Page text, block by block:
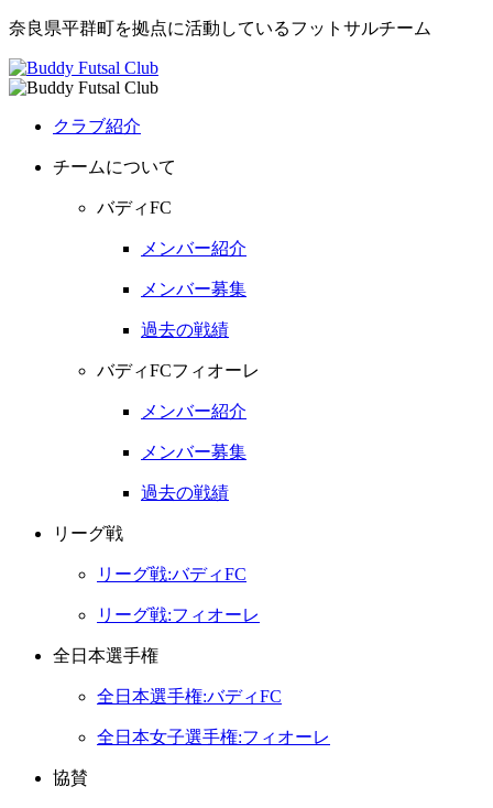
奈良県平群町を拠点に活動しているフットサルチーム
クラブ紹介
チームについて
バディFC
メンバー紹介
メンバー募集
過去の戦績
バディFCフィオーレ
メンバー紹介
メンバー募集
過去の戦績
リーグ戦
リーグ戦:バディFC
リーグ戦:フィオーレ
全日本選手権
全日本選手権:バディFC
全日本女子選手権:フィオーレ
協賛